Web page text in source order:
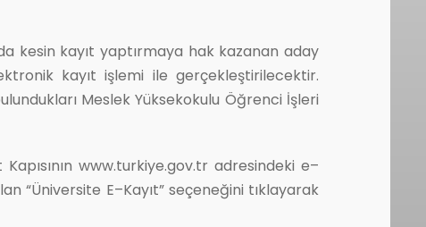
kesin kayıt yaptırmaya hak kazanan aday
kayıt işlemi ile gerçekleştirilecektir.
Meslek Yüksekokulu Öğrenci İşleri
www.turkiye.gov.tr adresindeki e–
“Üniversite E–Kayıt” seçeneğini tıklayarak